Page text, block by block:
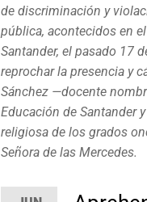
de discriminación y
pública, acontecidos en
Santander, el pasado 17
reprochar la presencia y
Sánchez —docente
Educación de Santander
religiosa de los grados
Señora de las Mercedes.